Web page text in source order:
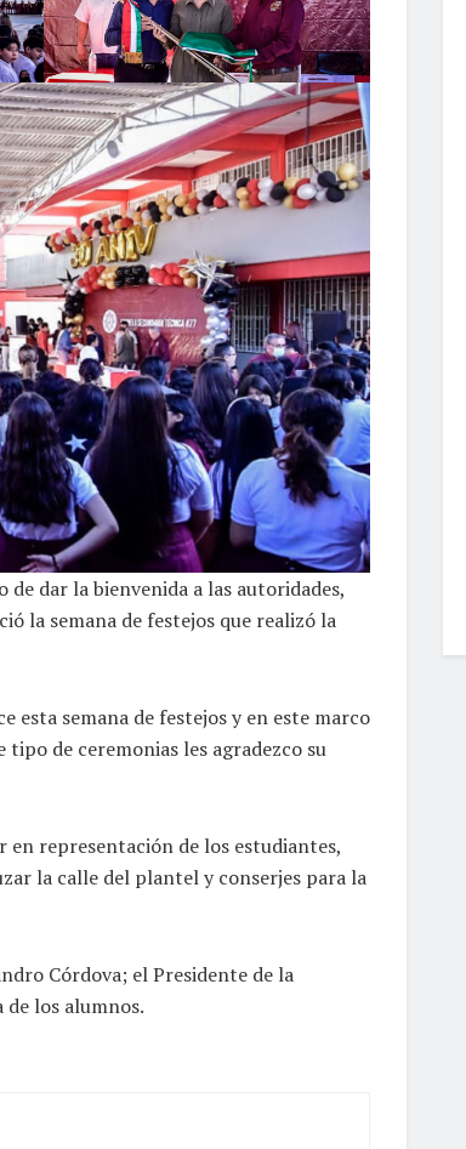
dar la bienvenida a las autoridades,
la semana de festejos que realizó la
esta semana de festejos y en este marco
de ceremonias les agradezco su
en representación de los estudiantes,
la calle del plantel y conserjes para la
Córdova; el Presidente de la
de los alumnos.